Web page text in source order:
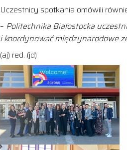
Uczestnicy spotkania omówili
– Politechnika Białostocka
i koordynować międzynarodowe
(aj) red. (jd)